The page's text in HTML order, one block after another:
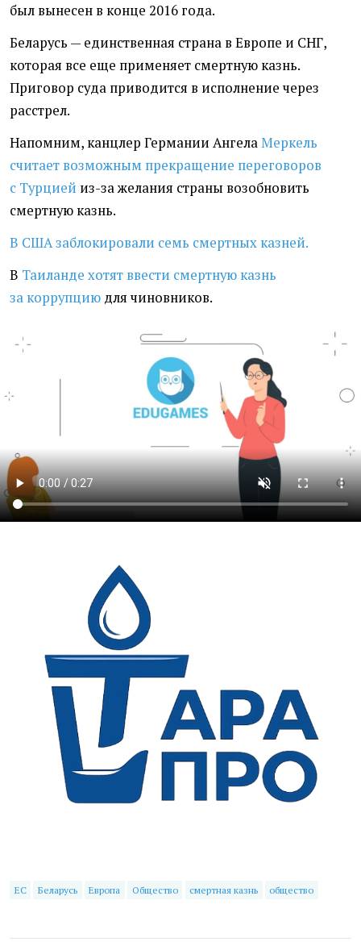
был вынесен в конце 2016 года.
Беларусь — единственная страна в Европе и СНГ,
которая все еще применяет смертную казнь.
Приговор суда приводится в исполнение через
расстрел.
Напомним, канцлер Германии АнгелаМеркель
считает возможным прекращение переговоров
с Турцией из-за желания страны возобновить
смертную казнь.
В США заблокировали семь смертных казней.
В Таиланде хотят ввести смертную казнь
за коррупцию для чиновников.
ЕС Беларусь Европа Общество смертная казнь общество